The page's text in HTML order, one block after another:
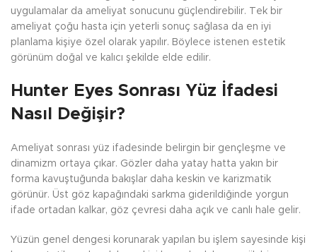
uygulamalar da ameliyat sonucunu güçlendirebilir. Tek bir
ameliyat çoğu hasta için yeterli sonuç sağlasa da en iyi
planlama kişiye özel olarak yapılır. Böylece istenen estetik
görünüm doğal ve kalıcı şekilde elde edilir.
Hunter Eyes Sonrası Yüz İfadesi
Nasıl Değişir?
Ameliyat sonrası yüz ifadesinde belirgin bir gençleşme ve
dinamizm ortaya çıkar. Gözler daha yatay hatta yakın bir
forma kavuştuğunda bakışlar daha keskin ve karizmatik
görünür. Üst göz kapağındaki sarkma giderildiğinde yorgun
ifade ortadan kalkar, göz çevresi daha açık ve canlı hale gelir.
Yüzün genel dengesi korunarak yapılan bu işlem sayesinde kişi